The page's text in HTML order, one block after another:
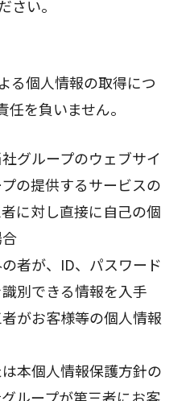
さい。
る個人情報の取得につ
を負いません。
グループのウェブサイ
の提供するサービスの
に対し直接に自己の個
者が、ID、パスワード
別できる情報を入手
がお客様等の個人情報
本個人情報保護方針の